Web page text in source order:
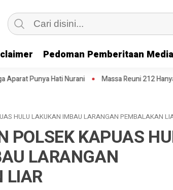
Pedoman Pemberitaan
Massa Reuni 212 Hanya Bisa Sampai
HULU LAKUKAN IMBAU LARANGAN PEMBALAKAN
POLSEK KAPUAS
LARANGAN
LIAR